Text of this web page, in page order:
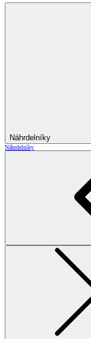
Náhrdelníky
Náhrdelníky